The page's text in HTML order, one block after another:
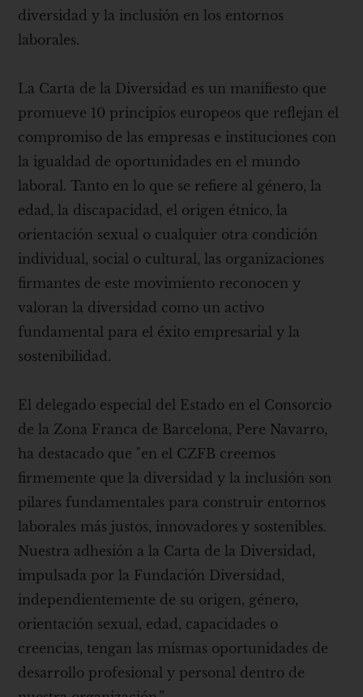
diversidad y la inclusión en los entornos
laborales.
La Carta de la Diversidad es un manifiesto que
promueve 10 principios europeos que reflejan el
compromiso de las empresas e instituciones con
la igualdad de oportunidades en el mundo
laboral. Tanto en lo que se refiere al género, la
edad, la discapacidad, el origen étnico, la
orientación sexual o cualquier otra condición
individual, social o cultural, las organizaciones
firmantes de este movimiento reconocen y
valoran la diversidad como un activo
fundamental para el éxito empresarial y la
sostenibilidad.
El delegado especial del Estado en el Consorcio
de la Zona Franca de Barcelona, ​​Pere Navarro,
ha destacado que "en el CZFB creemos
firmemente que la diversidad y la inclusión son
pilares fundamentales para construir entornos
laborales más justos, innovadores y sostenibles.
Nuestra adhesión a la Carta de la Diversidad,
impulsada por la Fundación Diversidad,
independientemente de su origen, género,
orientación sexual, edad, capacidades o
creencias, tengan las mismas oportunidades de
desarrollo profesional y personal dentro de